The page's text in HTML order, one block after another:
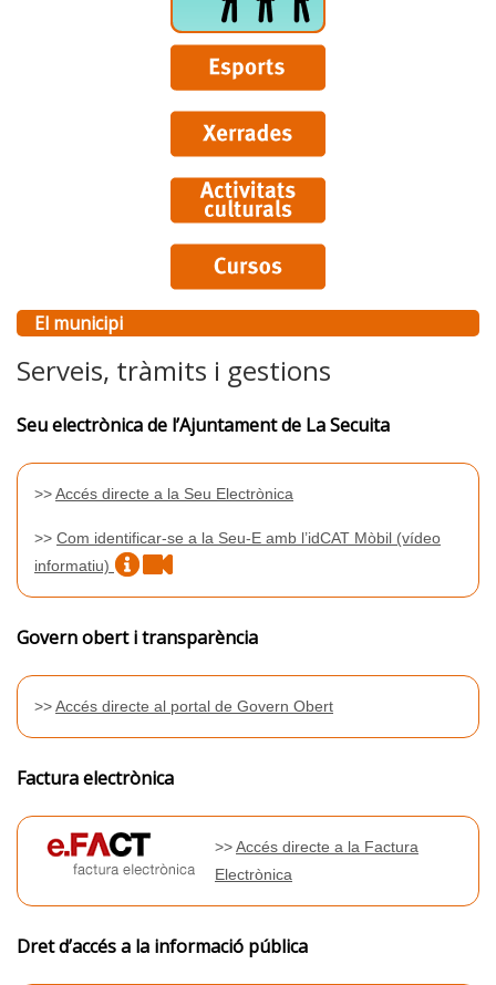
El municipi
Serveis, tràmits i gestions
Seu electrònica de l’Ajuntament de La Secuita
>>Accés directe a la Seu Electrònica
>> Com identificar-se a la Seu-E amb l’idCAT Mòbil (vídeo
informatiu)
Govern obert i transparència
>>Accés directe al portal de Govern Obert
Factura electrònica
>>Accés directe a la Factura
Electrònica
Dret d’accés a la informació pública